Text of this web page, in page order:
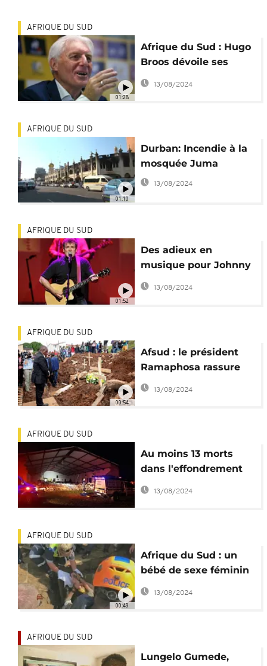
01:28
AFRIQUE DU SUD
Afrique du Sud : Hugo
Broos dévoile ses
ambitions
13/08/2024
01:10
AFRIQUE DU SUD
Durban: Incendie à la
mosquée Juma
13/08/2024
01:52
AFRIQUE DU SUD
Des adieux en
musique pour Johnny
Clegg
13/08/2024
00:54
AFRIQUE DU SUD
Afsud : le président
Ramaphosa rassure
après les inondations
qui ont fait 60 morts
13/08/2024
AFRIQUE DU SUD
Au moins 13 morts
dans l'effondrement
du toit d'une église en
Afrique du Sud
13/08/2024
00:49
AFRIQUE DU SUD
Afrique du Sud : un
bébé de sexe féminin
sauvé d'un égout
pluvial
13/08/2024
AFRIQUE DU SUD
Lungelo Gumede,